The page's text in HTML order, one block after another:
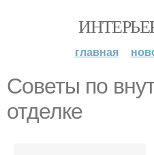
главная
Советы по
отделке